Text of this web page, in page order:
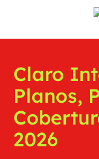
Claro
Planos,
2026